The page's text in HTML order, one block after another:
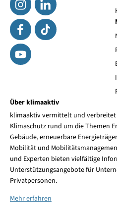
Über klimaaktiv
klimaaktiv vermittelt und verbreitet
Klimaschutz rund um die Themen
Gebäude, erneuerbare
Mobilität und
und Experten bieten vielfältige
Unterstützungsangebote für
Privatpersonen.
Mehr erfahren